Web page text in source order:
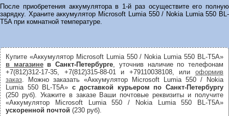
После приобретения аккумулятора в 1-й раз осуществите его полную
зарядку. Храните аккумулятор Microsoft Lumia 550 / Nokia Lumia 550 BL-
T5A при комнатной температуре.
Купите «Аккумулятор Microsoft Lumia 550 / Nokia Lumia 550 BL-T5A»
в магазинев Санкт-Петербурге , уточнив наличие по телефонам
+7(812)312-17-35, +7(812)315-88-01 и +79110038108, или оформив
заказ . Можно заказать «Аккумулятор Microsoft Lumia 550 / Nokia
Lumia 550 BL-T5A» с доставкой курьером по Санкт-Петербургу
(250 руб). Укажите в заказе Ваши почтовые реквизиты и получите
«Аккумулятор Microsoft Lumia 550 / Nokia Lumia 550 BL-T5A»
ускоренной почтой (230 руб).